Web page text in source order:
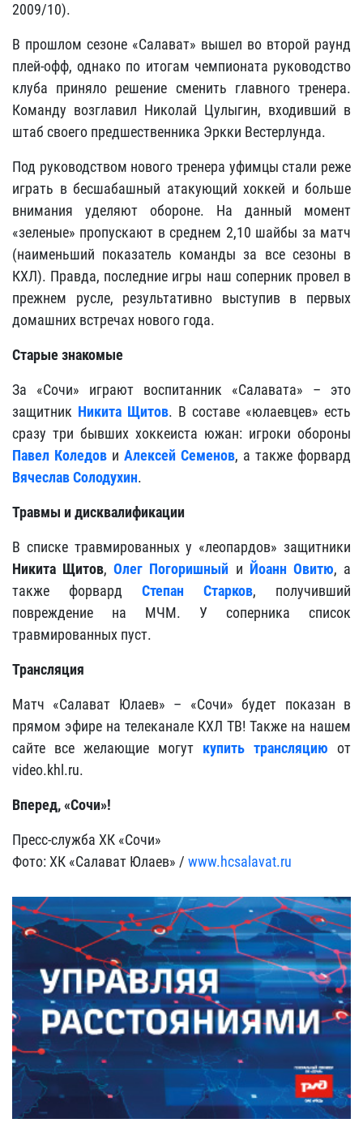
2009/10).
В прошлом сезоне «Салават» вышел во второй раунд
плей-офф, однако по итогам чемпионата руководство
клуба приняло решение сменить главного тренера.
Команду возглавил Николай Цулыгин, входивший в
штаб своего предшественника Эркки Вестерлунда.
Под руководством нового тренера уфимцы стали реже
играть в бесшабашный атакующий хоккей и больше
внимания уделяют обороне. На данный момент
«зеленые» пропускают в среднем 2,10 шайбы за матч
(наименьший показатель команды за все сезоны в
КХЛ). Правда, последние игры наш соперник провел в
прежнем русле, результативно выступив в первых
домашних встречах нового года.
Старые знакомые
За «Сочи» играют воспитанник «Салавата» – это
защитник Никита Щитов. В составе «юлаевцев» есть
сразу три бывших хоккеиста южан: игроки обороны
Павел Коледов и Алексей Семенов, а также форвард
Вячеслав Солодухин.
Травмы и дисквалификации
В списке травмированных у «леопардов» защитники
Никита Щитов,Олег Погоришный и Йоанн Овитю, а
также форвард
Степан Старков, получивший
повреждение на МЧМ. У соперника список
травмированных пуст.
Трансляция
Матч «Салават Юлаев» – «Сочи» будет показан в
прямом эфире на телеканале КХЛ ТВ! Также на нашем
сайте все желающие могут купить трансляцию от
video.khl.ru.
Вперед, «Сочи»!
Пресс-служба ХК «Сочи»
Фото: ХК «Салават Юлаев» / www.hcsalavat.ru